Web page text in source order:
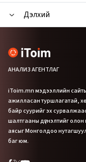
Дэлхий
АНАЛИЗ АГЕНТЛАГ
iToim.mn мэдээллийн сайтын
ажилласан туршлагатай,
байр суурийг эх
шалтгааны дүгнэлтийг олон
аясыг Монголдоо
баг юм.